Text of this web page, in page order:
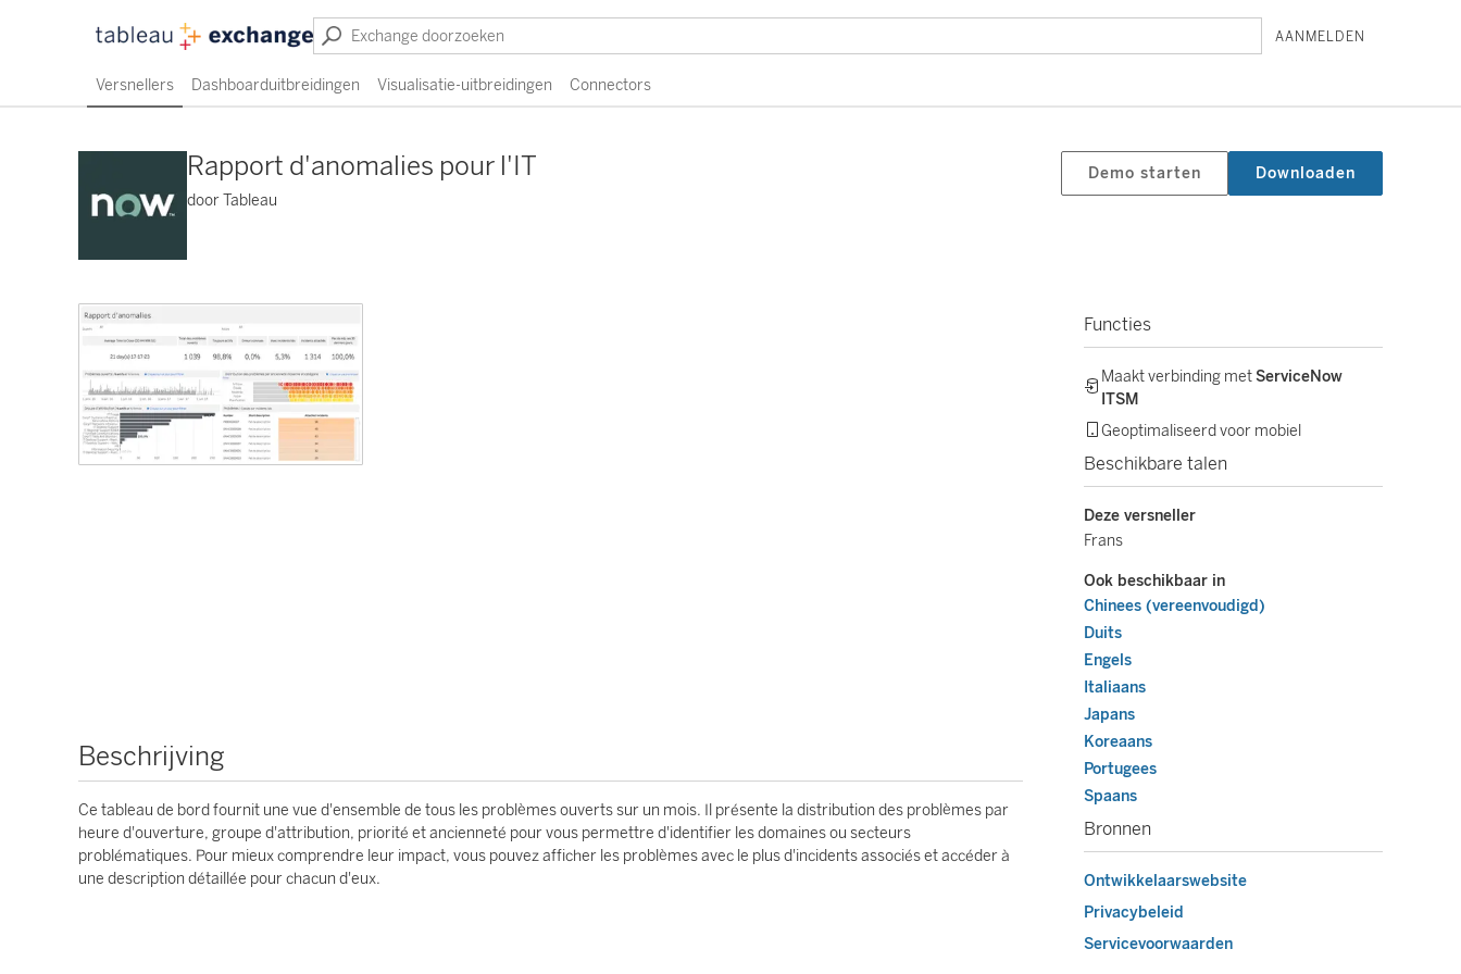
AANMELDEN
Versnellers Dashboarduitbreidingen Visualisatie-uitbreidingen Connectors
Rapport d'anomalies pour l'IT
door Tableau
Demo starten Downloaden
Beschrijving
Ce tableau de bord fournit une vue d'ensemble de tous les problèmes ouverts sur un mois. Il présente la distribution des problèmes par
heure d'ouverture, groupe d'attribution, priorité et ancienneté pour vous permettre d'identifier les domaines ou secteurs
problématiques. Pour mieux comprendre leur impact, vous pouvez afficher les problèmes avec le plus d'incidents associés et accéder à
une description détaillée pour chacun d'eux.
Functies
Maakt verbinding metServiceNow
ITSM
Geoptimaliseerd voor mobiel
Beschikbare talen
Deze versneller
Frans
Ook beschikbaar in
Chinees (vereenvoudigd)
Duits
Engels
Italiaans
Japans
Koreaans
Portugees
Spaans
Bronnen
Ontwikkelaarswebsite
Privacybeleid
Servicevoorwaarden